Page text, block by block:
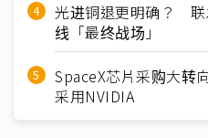
光进铜退更明确？ 联
线「最终战场」
SpaceX芯片采购大
采用NVIDIA